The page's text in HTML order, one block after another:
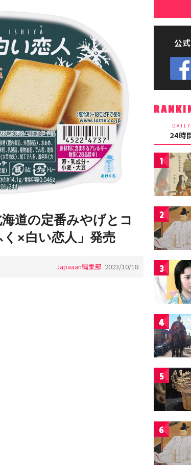
道の定番みやげとコ
×白い恋人」発売
Japaaan編集部 2023/10/18
公
DAILY
24時
1
2
3
4
5
6